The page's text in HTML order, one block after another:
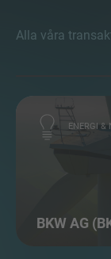
Alla våra
ENERGI &
BKW AG